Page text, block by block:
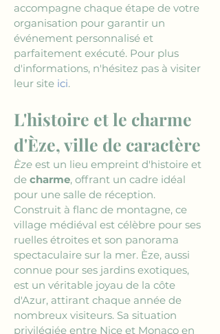
accompagne chaque étape de votre
organisation pour garantir un
événement personnalisé et
parfaitement exécuté. Pour plus
d'informations, n'hésitez pas à visiter
leur site ici.
L'histoire et le charme
d'Èze, ville de caractère
Èze est un lieu empreint d'histoire et
de charme, offrant un cadre idéal
pour une salle de réception.
Construit à flanc de montagne, ce
village médiéval est célèbre pour ses
ruelles étroites et son panorama
spectaculaire sur la mer. Èze, aussi
connue pour ses jardins exotiques,
est un véritable joyau de la côte
d'Azur, attirant chaque année de
nombreux visiteurs. Sa situation
privilégiée entre Nice et Monaco en